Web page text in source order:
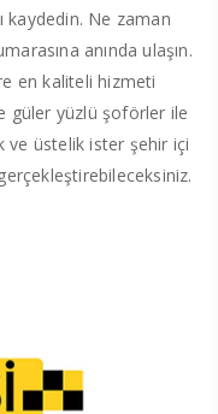
kaydedin. Ne zaman
anında ulaşın.
en kaliteli hizmeti
güler yüzlü şoförler ile
ve üstelik ister şehir içi